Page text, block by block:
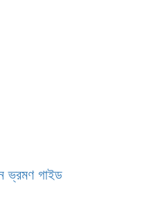
ভ্রমণ গাইড